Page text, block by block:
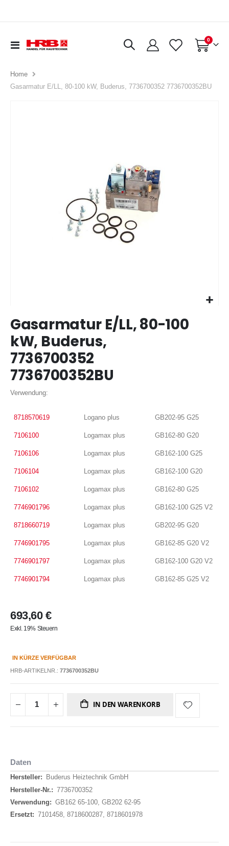
Navigation
Warenkorb
0Artikel
Home
Gasarmatur E/LL, 80-100 kW, Buderus, 7736700352 7736700352BU
Anfang
Bildergalerie
springen
Gasarmatur E/LL, 80-100
kW, Buderus,
7736700352
7736700352BU
Verwendung:
8718570619 Logano plus GB202-95 G25
7106100 Logamax plus GB162-80 G20
7106106 Logamax plus GB162-100 G25
7106104 Logamax plus GB162-100 G20
7106102 Logamax plus GB162-80 G25
7746901796 Logamax plus GB162-100 G25 V2
8718660719 Logamax plus GB202-95 G20
7746901795 Logamax plus GB162-85 G20 V2
7746901797 Logamax plus GB162-100 G20 V2
7746901794 Logamax plus GB162-85 G25 V2
693,60 €
Exkl. 19% Steuern
IN KÜRZE VERFÜGBAR
HRB-ARTIKELNR.: 7736700352BU
IN DEN WARENKORB
Daten
Daten
Buderus Heiztechnik GmbH
7736700352
GB162 65-100, GB202 62-95
7101458, 8718600287, 8718601978